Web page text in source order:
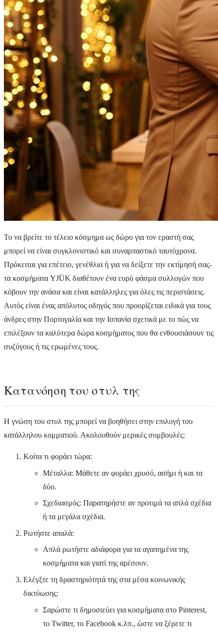
Το να βρείτε το τέλειο κόσμημα ως δώρο για τον εραστή σας
μπορεί να είναι συγκλονιστικό και συναρπαστικό ταυτόχρονα.
Πρόκειται για επέτειο, γενέθλια ή για να δείξετε την εκτίμησή σας-
τα κοσμήματα YJÜK διαθέτουν ένα ευρύ φάσμα συλλογών που
κόβουν την ανάσα και είναι κατάλληλες για όλες τις περιστάσεις.
Αυτός είναι ένας απόλυτος οδηγός που προορίζεται ειδικά για τους
άνδρες στην Πορτογαλία και την Ισπανία σχετικά με το πώς να
επιλέξουν τα καλύτερα δώρα κοσμήματος που θα ενθουσιάσουν τις
συζύγους ή τις ερωμένες τους.
Κατανόηση του στυλ της
Η γνώση του στυλ της μπορεί να βοηθήσει στην επιλογή του
κατάλληλου κομματιού. Ακολουθούν μερικές συμβουλές:
Κοίτα τι φοράει τώρα:
Μέταλλα: Μάθετε αν φοράει χρυσό, ασήμι ή και τα
δύο.
Σχεδιασμός: Παρατηρήστε αν προτιμά τα απλά σχέδια
ή τα μεγάλα σχέδια.
Ρωτήστε απαλά:
Απλά ρωτήστε αδιάφορα για τα αγαπημένα της
κοσμήματα και γιατί της αρέσουν.
Ελέγξτε τη δραστηριότητά της στα μέσα κοινωνικής
δικτύωσης:
Σαρώστε τι δημοσιεύει για κοσμήματα στο Pinterest,
το Twitter, το Facebook κ.λπ., ώστε να ξέρετε τι